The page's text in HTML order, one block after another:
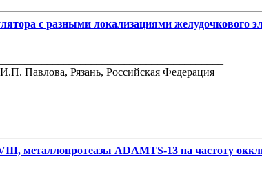
с разными локализациями желудочкового
Павлова, Рязань, Российская Федерация
металлопротеазы ADAMTS-13 на частоту